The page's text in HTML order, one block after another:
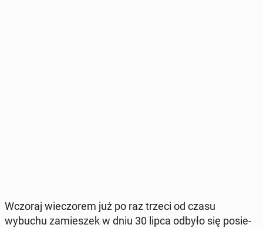
Wczoraj wie­czo­rem już po raz trzeci od czasu
wybuchu za­mie­szek w dniu 30 lipca odbyło się po­sie­